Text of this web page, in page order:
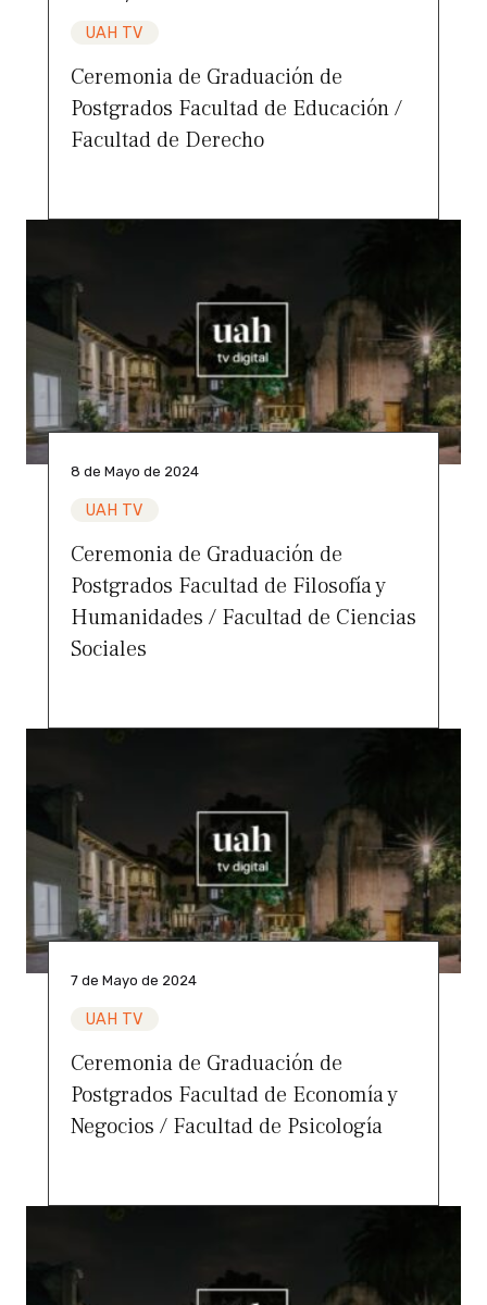
UAH TV
Ceremonia de Graduación de
Postgrados Facultad de Educación /
Facultad de Derecho
8 de Mayo de 2024
UAH TV
Ceremonia de Graduación de
Postgrados Facultad de Filosofía y
Humanidades / Facultad de Ciencias
Sociales
7 de Mayo de 2024
UAH TV
Ceremonia de Graduación de
Postgrados Facultad de Economía y
Negocios / Facultad de Psicología